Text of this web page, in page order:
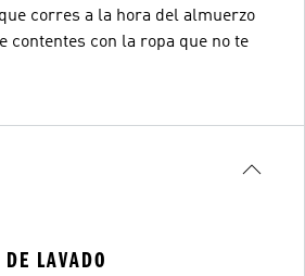
corres a la hora del almuerzo
contentes con la ropa que no te
LAVADO